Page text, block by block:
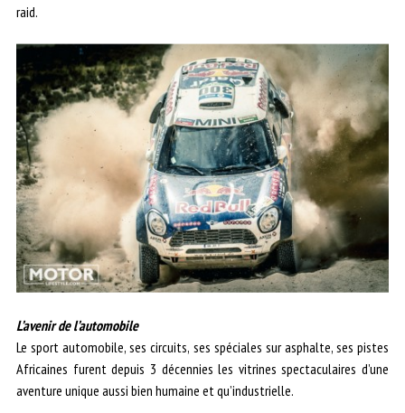
raid.
L’avenir de l’automobile
Le sport automobile, ses circuits, ses spéciales sur asphalte, ses pistes
Africaines furent depuis 3 décennies les vitrines spectaculaires d’une
aventure unique aussi bien humaine et qu’industrielle.